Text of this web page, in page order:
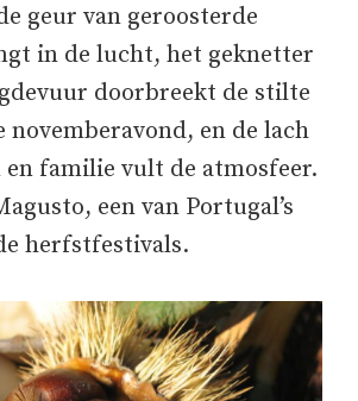
geur van geroosterde
in de lucht, het geknetter
doorbreekt de stilte
novemberavond, en de lach
en familie vult de atmosfeer.
een van Portugal’s
herfstfestivals.